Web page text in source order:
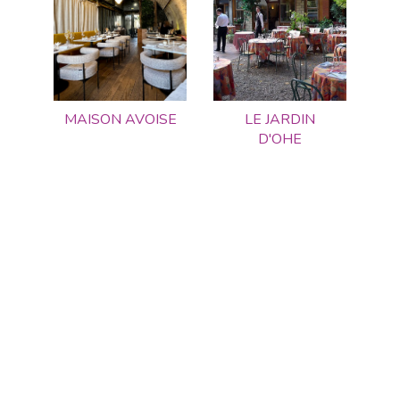
MAISON AVOISE
LE JARDIN
D'OHE